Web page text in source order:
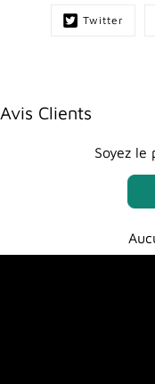
Twitter
Avis Clients
Soyez le